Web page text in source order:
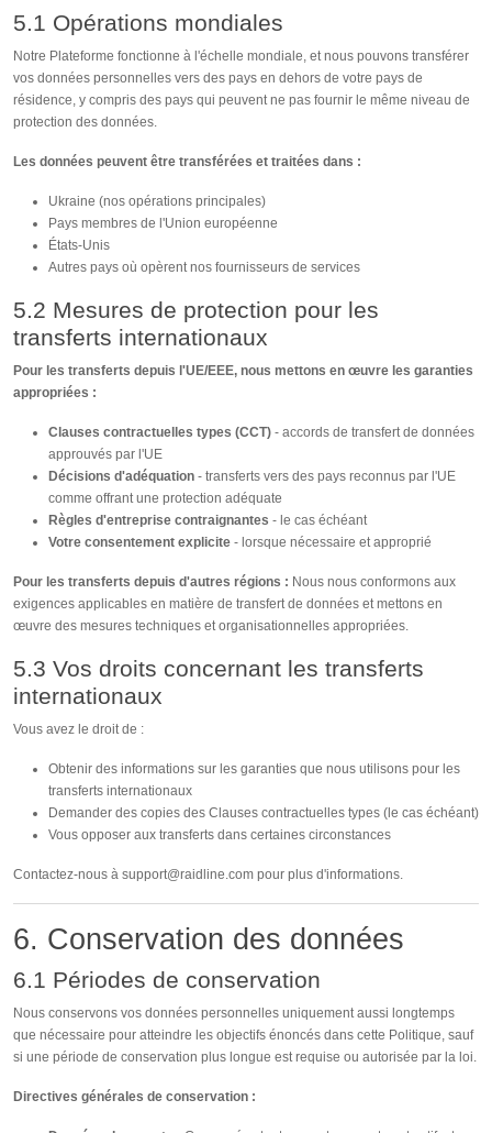
5.1 Opérations mondiales
Notre Plateforme fonctionne à l'échelle mondiale, et nous pouvons transférer
vos données personnelles vers des pays en dehors de votre pays de
résidence, y compris des pays qui peuvent ne pas fournir le même niveau de
protection des données.
Les données peuvent être transférées et traitées dans :
Ukraine (nos opérations principales)
Pays membres de l'Union européenne
États-Unis
Autres pays où opèrent nos fournisseurs de services
5.2 Mesures de protection pour les
transferts internationaux
Pour les transferts depuis l'UE/EEE, nous mettons en œuvre les garanties
appropriées :
Clauses contractuelles types (CCT) - accords de transfert de données
approuvés par l'UE
Décisions d'adéquation - transferts vers des pays reconnus par l'UE
comme offrant une protection adéquate
Règles d'entreprise contraignantes - le cas échéant
Votre consentement explicite - lorsque nécessaire et approprié
Pour les transferts depuis d'autres régions : Nous nous conformons aux
exigences applicables en matière de transfert de données et mettons en
œuvre des mesures techniques et organisationnelles appropriées.
5.3 Vos droits concernant les transferts
internationaux
Vous avez le droit de :
Obtenir des informations sur les garanties que nous utilisons pour les
transferts internationaux
Demander des copies des Clauses contractuelles types (le cas échéant)
Vous opposer aux transferts dans certaines circonstances
Contactez-nous à support@raidline.com pour plus d'informations.
6. Conservation des données
6.1 Périodes de conservation
Nous conservons vos données personnelles uniquement aussi longtemps
que nécessaire pour atteindre les objectifs énoncés dans cette Politique, sauf
si une période de conservation plus longue est requise ou autorisée par la loi.
Directives générales de conservation :